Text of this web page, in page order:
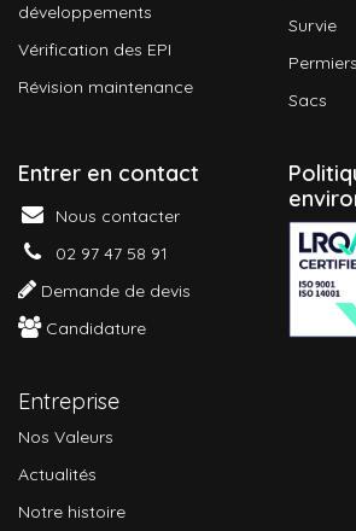
développements
Vérification des EPI
Révision maintenance
Survie
Sacs
Entrer en contact
Nous contacter
02 97 47 58 91
Demande de devis
Candidature
Entreprise
Nos Valeurs
Actualités
Notre histoire
P